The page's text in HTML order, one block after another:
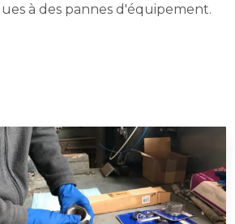
à des pannes d'équipement.